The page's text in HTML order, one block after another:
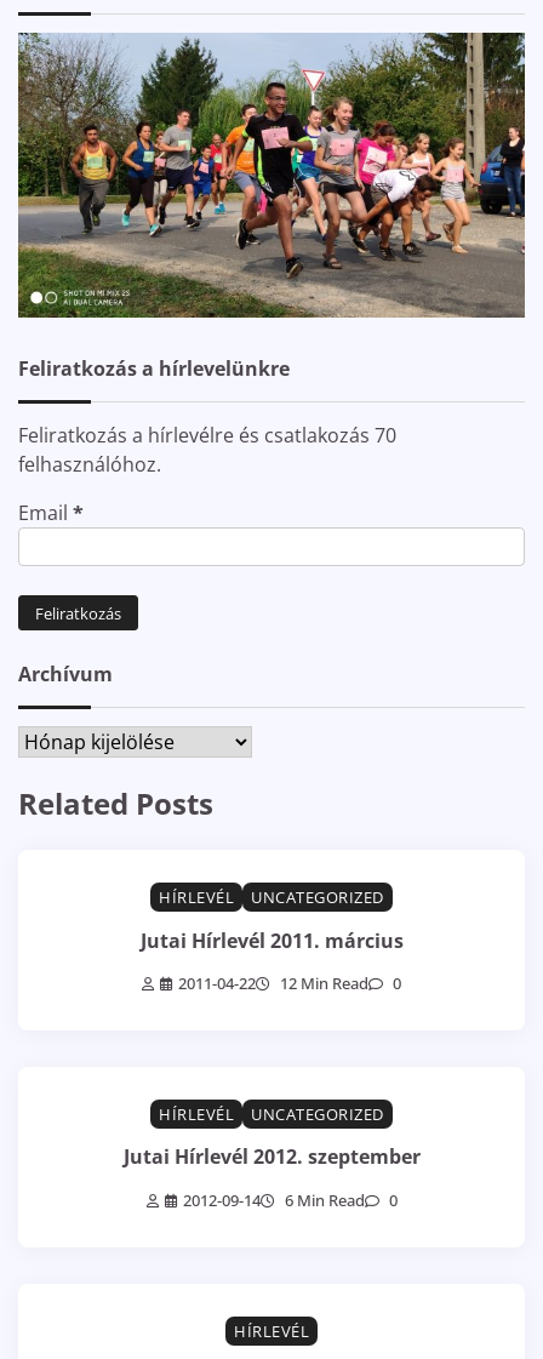
Feliratkozás a hírlevelünkre
Feliratkozás a hírlevélre és csatlakozás 70
felhasználóhoz.
Email *
Archívum
Archívum
Related Posts
HÍRLEVÉL UNCATEGORIZED
Jutai Hírlevél 2011. március
2011-04-22 12 Min Read 0
HÍRLEVÉL UNCATEGORIZED
Jutai Hírlevél 2012. szeptember
2012-09-14 6 Min Read 0
HÍRLEVÉL